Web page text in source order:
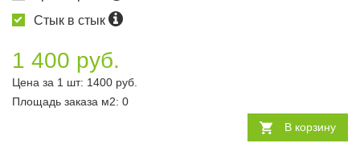
Стык в стык
1 400 руб.
Цена за 1 шт: 1400 руб.
Площадь заказа м2: 0
В корзину